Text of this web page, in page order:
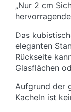
„Nur 2 cm
Das
eleganten
Rückseite
Glasflächen
Aufgrund der
Kacheln ist